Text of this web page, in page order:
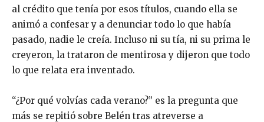
al crédito que tenía por esos títulos, cuando ella se
animó a confesar y a denunciar todo lo que había
pasado, nadie le creía. Incluso ni su tía, ni su prima le
creyeron, la trataron de mentirosa y dijeron que todo
lo que relata era inventado.
“¿Por qué volvías cada verano?” es la pregunta que
más se repitió sobre Belén tras atreverse a